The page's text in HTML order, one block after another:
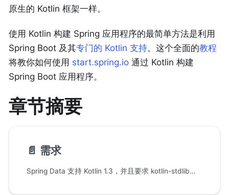
原生的 Kotlin 框架一样。
使用 Kotlin 构建 Spring 应用程序的最简单方法是利用
Spring Boot 及其专门的 Kotlin 支持。这个全面的教程
将教你如何使用 start.spring.io 通过 Kotlin 构建
Spring Boot 应用程序。
章节摘要
📄️ 需求
Spring Data 支持 Kotlin 1.3，并且要求 kotlin-stdlib（或其变体之一，如 kotlin-stdlib-jdk8）和 kotlin-reflect 存在于 classpath 中。如果你通过 start.spring.io 引导一个 Kotlin 项目，这些依赖项会默认提供。